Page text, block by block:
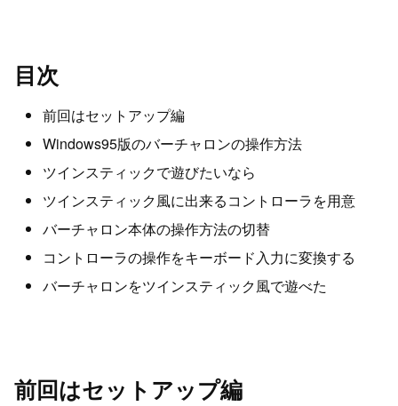
目次
前回はセットアップ編
Windows95版のバーチャロンの操作方法
ツインスティックで遊びたいなら
ツインスティック風に出来るコントローラを用意
バーチャロン本体の操作方法の切替
コントローラの操作をキーボード入力に変換する
バーチャロンをツインスティック風で遊べた
前回はセットアップ編